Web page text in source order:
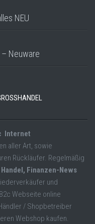
NEU
– Neuware
Internet
aller Art, sowie
Rückläufer. Regelmäßig
Finanzen-News
und
Webseite online
/ Shopbetreiber
Webshop kaufen.